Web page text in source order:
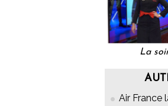
La
Air France